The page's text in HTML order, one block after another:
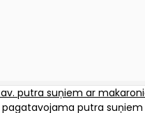
putra suņiem ar
pagatavojama putra